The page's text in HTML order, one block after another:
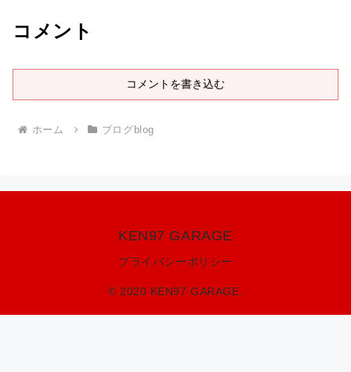
コメント
コメントを書き込む
ホーム ブログblog
KEN97 GARAGE
プライバシーポリシー
© 2020 KEN97 GARAGE.